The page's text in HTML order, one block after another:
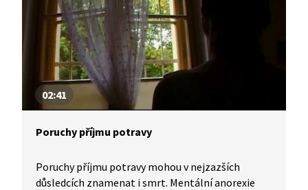
02:41
Poruchy příjmu potravy
Poruchy příjmu potravy mohou v nejzazších
důsledcích znamenat i smrt. Mentální anorexie